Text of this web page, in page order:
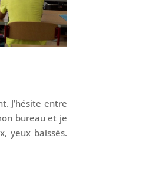
J’hésite entre
bureau et je
yeux baissés.